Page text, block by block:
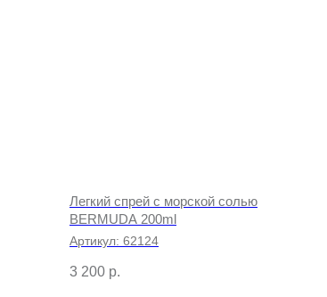
Легкий спрей с морской солью
BERMUDA 200ml
Артикул: 62124
3 200 р.